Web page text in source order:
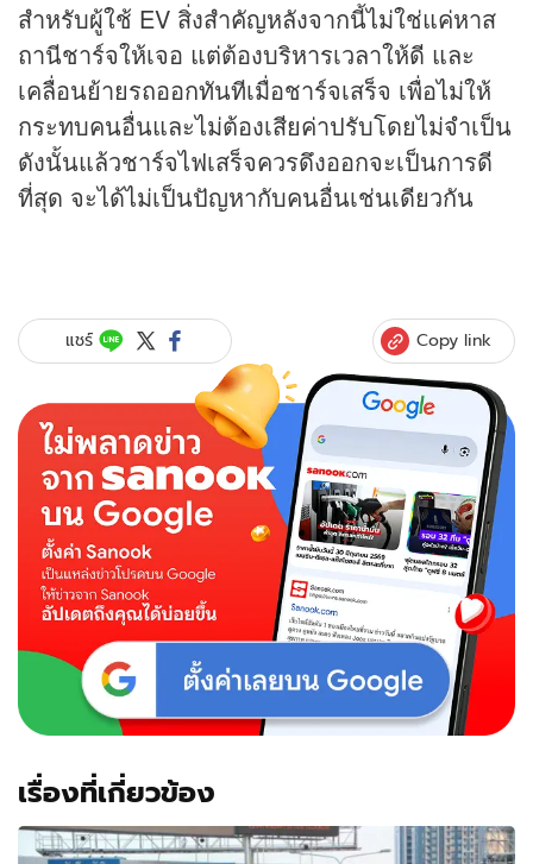
สำหรับผู้ใช้ EV สิ่งสำคัญหลังจากนี้ไม่ใช่แค่หาส
ถานีชาร์จให้เจอ แต่ต้องบริหารเวลาให้ดี และ
เคลื่อนย้ายรถออกทันทีเมื่อชาร์จเสร็จ เพื่อไม่ให้
กระทบคนอื่นและไม่ต้องเสียค่าปรับโดยไม่จำเป็น
ดังนั้นแล้วชาร์จไฟเสร็จควรดึงออกจะเป็นการดี
ที่สุด จะได้ไม่เป็นปัญหากับคนอื่นเช่นเดียวกัน
แชร์ Copy link
เรื่องที่เกี่ยวข้อง